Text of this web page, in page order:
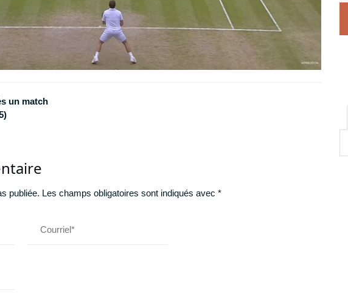
un match
publiée. Les champs obligatoires sont indiqués avec *